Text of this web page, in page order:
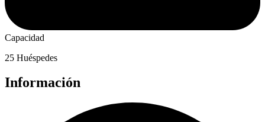
Capacidad
25 Huéspedes
Información